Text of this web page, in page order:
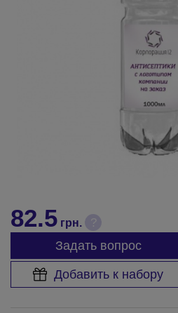
82.5 грн. ?
Задать вопрос
Добавить к набору